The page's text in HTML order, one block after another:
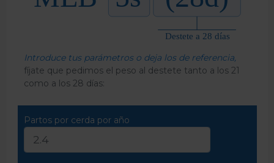
Introduce tus parámetros o deja los de referencia,
fíjate que pedimos el peso al destete tanto a los 21
como a los 28 días:
Partos por cerda por año